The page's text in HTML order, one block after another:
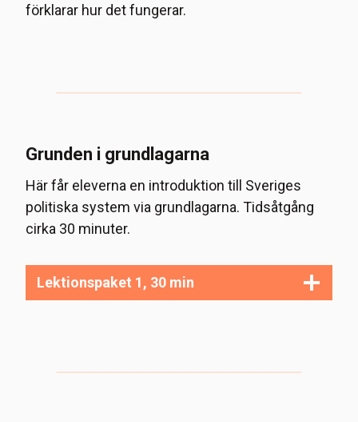
förklarar hur det fungerar.
Grunden i grundlagarna
Här får eleverna en introduktion till Sveriges
politiska system via grundlagarna. Tidsåtgång
cirka 30 minuter.
Lektionspaket 1, 30 min